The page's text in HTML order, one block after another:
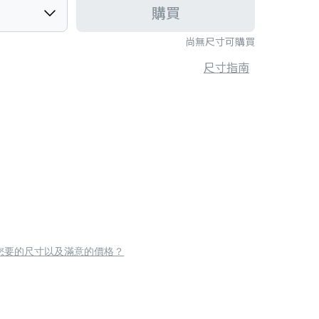
尚無尺寸可購買
購買
尺寸指南
要的尺寸以及滿意的價格？